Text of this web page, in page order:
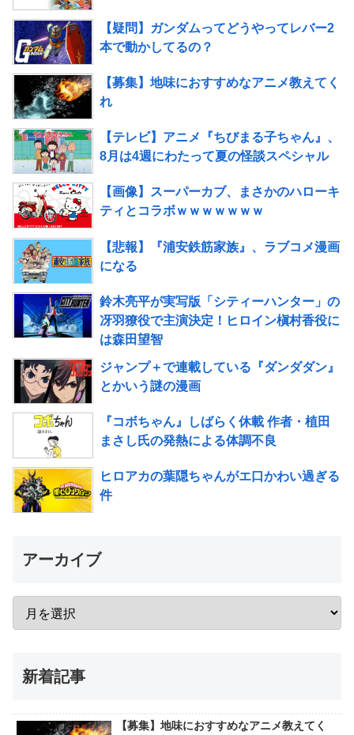
【疑問】ガンダムってどうやってレバー2
本で動かしてるの？
【募集】地味におすすめなアニメ教えてく
れ
【テレビ】アニメ『ちびまる子ちゃん』、
8月は4週にわたって夏の怪談スペシャル
【画像】スーパーカブ、まさかのハローキ
ティとコラボｗｗｗｗｗｗｗ
【悲報】『浦安鉄筋家族』、ラブコメ漫画
になる
鈴木亮平が実写版「シティーハンター」の
冴羽獠役で主演決定！ヒロイン槇村香役に
は森田望智
ジャンプ＋で連載している『ダンダダン』
とかいう謎の漫画
『コボちゃん』しばらく休載 作者・植田
まさし氏の発熱による体調不良
ヒロアカの葉隠ちゃんがエ口かわい過ぎる
件
アーカイブ
新着記事
【募集】地味におすすめなアニメ教えてく